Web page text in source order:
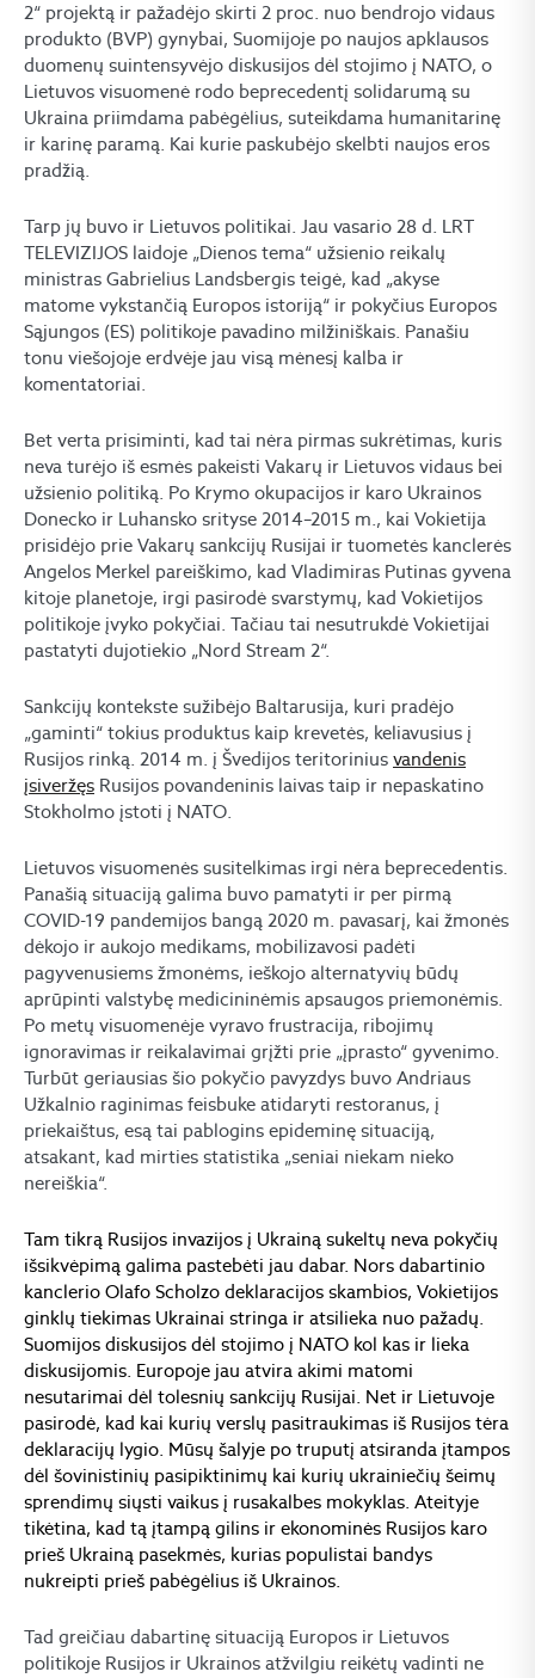
2“ projektą ir pažadėjo skirti 2 proc. nuo bendrojo vidaus
produkto (BVP) gynybai, Suomijoje po naujos apklausos
duomenų suintensyvėjo diskusijos dėl stojimo į NATO, o
Lietuvos visuomenė rodo beprecedentį solidarumą su
Ukraina priimdama pabėgėlius, suteikdama humanitarinę
ir karinę paramą. Kai kurie paskubėjo skelbti naujos eros
pradžią.
Tarp jų buvo ir Lietuvos politikai. Jau vasario 28 d. LRT
TELEVIZIJOS laidoje „Dienos tema“ užsienio reikalų
ministras Gabrielius Landsbergis teigė, kad „akyse
matome vykstančią Europos istoriją“ ir pokyčius Europos
Sąjungos (ES) politikoje pavadino milžiniškais. Panašiu
tonu viešojoje erdvėje jau visą mėnesį kalba ir
komentatoriai.
Bet verta prisiminti, kad tai nėra pirmas sukrėtimas, kuris
neva turėjo iš esmės pakeisti Vakarų ir Lietuvos vidaus bei
užsienio politiką. Po Krymo okupacijos ir karo Ukrainos
Donecko ir Luhansko srityse 2014–2015 m., kai Vokietija
prisidėjo prie Vakarų sankcijų Rusijai ir tuometės kanclerės
Angelos Merkel pareiškimo, kad Vladimiras Putinas gyvena
kitoje planetoje, irgi pasirodė svarstymų, kad Vokietijos
politikoje įvyko pokyčiai. Tačiau tai nesutrukdė Vokietijai
pastatyti dujotiekio „Nord Stream 2“.
Sankcijų kontekste sužibėjo Baltarusija, kuri pradėjo
„gaminti“ tokius produktus kaip krevetės, keliavusius į
Rusijos rinką. 2014 m. į Švedijos teritorinius vandenis
įsiveržęs Rusijos povandeninis laivas taip ir nepaskatino
Stokholmo įstoti į NATO.
Lietuvos visuomenės susitelkimas irgi nėra beprecedentis.
Panašią situaciją galima buvo pamatyti ir per pirmą
COVID-19 pandemijos bangą 2020 m. pavasarį, kai žmonės
dėkojo ir aukojo medikams, mobilizavosi padėti
pagyvenusiems žmonėms, ieškojo alternatyvių būdų
aprūpinti valstybę medicininėmis apsaugos priemonėmis.
Po metų visuomenėje vyravo frustracija, ribojimų
ignoravimas ir reikalavimai grįžti prie „įprasto“ gyvenimo.
Turbūt geriausias šio pokyčio pavyzdys buvo Andriaus
Užkalnio raginimas feisbuke atidaryti restoranus, į
priekaištus, esą tai pablogins epideminę situaciją,
atsakant, kad mirties statistika „seniai niekam nieko
nereiškia“.
Tam tikrą Rusijos invazijos į Ukrainą sukeltų neva pokyčių
išsikvėpimą galima pastebėti jau dabar. Nors dabartinio
kanclerio Olafo Scholzo deklaracijos skambios, Vokietijos
ginklų tiekimas Ukrainai stringa ir atsilieka nuo pažadų.
Suomijos diskusijos dėl stojimo į NATO kol kas ir lieka
diskusijomis. Europoje jau atvira akimi matomi
nesutarimai dėl tolesnių sankcijų Rusijai. Net ir Lietuvoje
pasirodė, kad kai kurių verslų pasitraukimas iš Rusijos tėra
deklaracijų lygio. Mūsų šalyje po truputį atsiranda įtampos
dėl šovinistinių pasipiktinimų kai kurių ukrainiečių šeimų
sprendimų siųsti vaikus į rusakalbes mokyklas. Ateityje
tikėtina, kad tą įtampą gilins ir ekonominės Rusijos karo
prieš Ukrainą pasekmės, kurias populistai bandys
nukreipti prieš pabėgėlius iš Ukrainos.
Tad greičiau dabartinę situaciją Europos ir Lietuvos
politikoje Rusijos ir Ukrainos atžvilgiu reikėtų vadinti ne